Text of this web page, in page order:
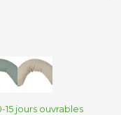
15 jours ouvrables